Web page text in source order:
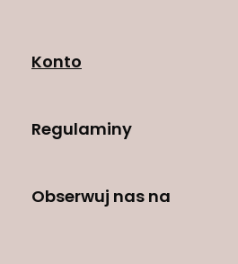
Konto
Regulaminy
Obserwuj nas na